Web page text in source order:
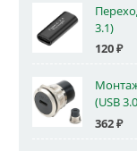
3.1)
120₽
(USB
362₽